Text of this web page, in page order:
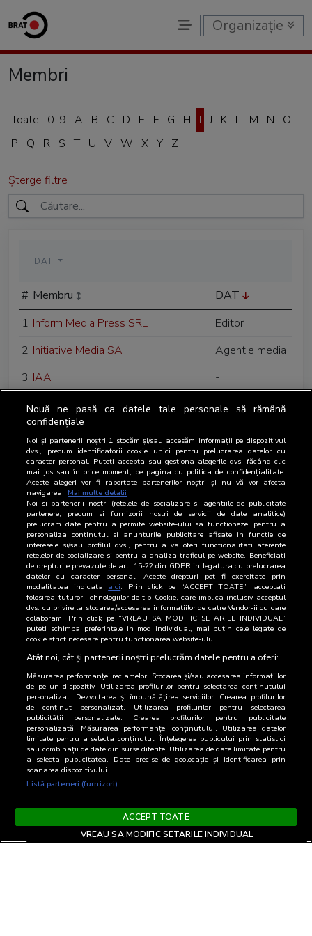
Organizație
Membri
Toate 0-9 A B C D E F G H I J K L M N
O
P
Q R S T U V W X Y Z
Șterge filtre
DAT
# Membru
DAT
1 Inform Media Press SRL
Editor
2 Initiative Media SA
Agentie media
3 IAA
-
4 IAB Romania
-
Imedia Plus Group SRL
6 Innovaty Production SRL
-
7 Inteligo Media SA
-
8 International Alexander Media SRL
-
9 Internet Corp SRL -
Nouă ne pasă ca datele tale personale să rămână
confidențiale
Noi și partenerii noștri 1 stocăm și/sau accesăm informații pe dispozitivul
dvs., precum identificatorii cookie unici pentru prelucrarea datelor cu
caracter personal. Puteți accepta sau gestiona alegerile dvs. făcând clic
mai jos sau în orice moment, pe pagina cu politica de confidențialitate.
Aceste alegeri vor fi raportate partenerilor noștri și nu vă vor afecta
navigarea. Mai multe detalii
Noi si partenerii nostri (retelele de socializare si agentiile de publicitate
partenere, precum si furnizorii nostri de servicii de date analitice)
prelucram date pentru a permite website-ului sa functioneze, pentru a
personaliza continutul si anunturile publicitare afisate in functie de
interesele si/sau profilul dvs., pentru a va oferi functionalitati aferente
retelelor de socializare si pentru a analiza traficul pe website. Beneficiati
de drepturile prevazute de art. 15-22 din GDPR in legatura cu prelucrarea
datelor cu caracter personal. Aceste drepturi pot fi exercitate prin
modalitatea indicata aici. Prin click pe “ACCEPT TOATE”, acceptati
folosirea tuturor Tehnologiilor de tip Cookie, care implica inclusiv acceptul
dvs. cu privire la stocarea/accesarea informatiilor de catre Vendor-ii cu care
colaboram. Prin click pe “VREAU SA MODIFIC SETARILE INDIVIDUAL”
puteti schimba preferintele in mod individual, mai putin cele legate de
cookie strict necesare pentru functionarea website-ului.
Atât noi, cât și partenerii noștri prelucrăm datele pentru a oferi:
Măsurarea performanței reclamelor. Stocarea și/sau accesarea informațiilor
de pe un dispozitiv. Utilizarea profilurilor pentru selectarea conținutului
personalizat. Dezvoltarea și îmbunătățirea serviciilor. Crearea profilurilor
de conținut personalizat. Utilizarea profilurilor pentru selectarea
publicității personalizate. Crearea profilurilor pentru publicitate
personalizată. Măsurarea performanței conținutului. Utilizarea datelor
limitate pentru a selecta conținutul. Înțelegerea publicului prin statistici
sau combinații de date din surse diferite. Utilizarea de date limitate pentru
a selecta publicitatea. Date precise de geolocație și identificarea prin
scanarea dispozitivului.
Listă parteneri (furnizori)
ACCEPT TOATE
VREAU SA MODIFIC SETARILE INDIVIDUAL